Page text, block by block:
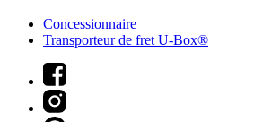
Concessionnaire
Transporteur de fret U-Box®